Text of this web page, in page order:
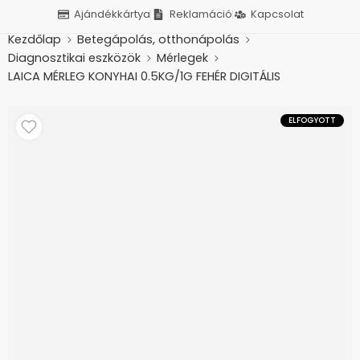
Ajándékkártya Reklamáció Kapcsolat
Kezdőlap
Betegápolás, otthonápolás
Diagnosztikai eszközök
Mérlegek
LAICA MÉRLEG KONYHAI 0.5KG/1G FEHÉR DIGITÁLIS
ELFOGYOTT